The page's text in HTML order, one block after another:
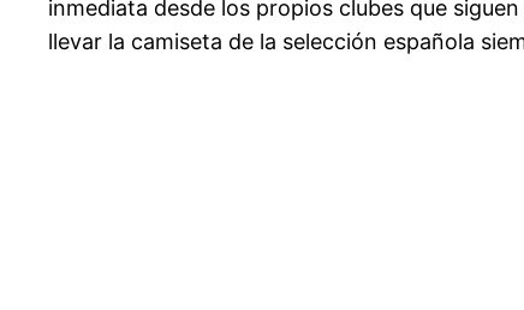
inmediata desde los propios clubes que
llevar la camiseta de la selección española